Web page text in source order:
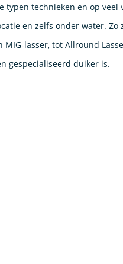
typen technieken en op
en zelfs onder water.
MIG-lasser, tot Allround
gespecialiseerd duiker is.